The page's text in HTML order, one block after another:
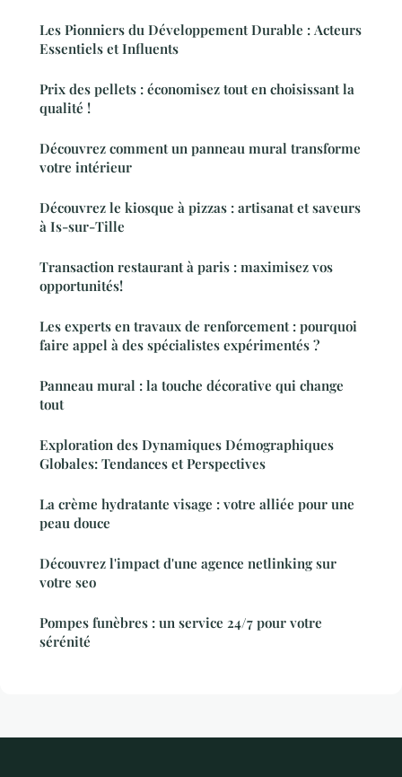
Les Pionniers du Développement Durable : Acteurs
Essentiels et Influents
Prix des pellets : économisez tout en choisissant la
qualité !
Découvrez comment un panneau mural transforme
votre intérieur
Découvrez le kiosque à pizzas : artisanat et saveurs
à Is-sur-Tille
Transaction restaurant à paris : maximisez vos
opportunités!
Les experts en travaux de renforcement : pourquoi
faire appel à des spécialistes expérimentés ?
Panneau mural : la touche décorative qui change
tout
Exploration des Dynamiques Démographiques
Globales: Tendances et Perspectives
La crème hydratante visage : votre alliée pour une
peau douce
Découvrez l'impact d'une agence netlinking sur
votre seo
Pompes funèbres : un service 24/7 pour votre
sérénité